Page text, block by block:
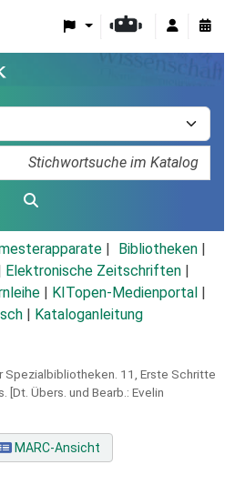
Bibliotheken
Elektronische Zeitschriften
KITopen-Medienportal
Kataloganleitung
Spezialbibliotheken. 11, Erste Schritte
[Dt. Übers. und Bearb.: Evelin
MARC-Ansicht